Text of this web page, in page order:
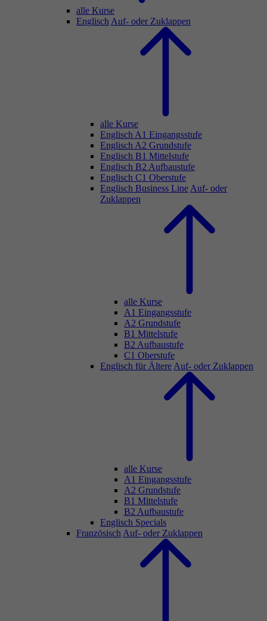
alle Kurse
Englisch Auf- oder Zuklappen
alle Kurse
Englisch A1 Eingangsstufe
Englisch A2 Grundstufe
Englisch B1 Mittelstufe
Englisch B2 Aufbaustufe
Englisch C1 Oberstufe
Englisch Business Line Auf- oder
Zuklappen
alle Kurse
A1 Eingangsstufe
A2 Grundstufe
B1 Mittelstufe
B2 Aufbaustufe
C1 Oberstufe
Englisch für Ältere Auf- oder Zuklappen
alle Kurse
A1 Eingangsstufe
A2 Grundstufe
B1 Mittelstufe
B2 Aufbaustufe
Englisch Specials
Französisch Auf- oder Zuklappen